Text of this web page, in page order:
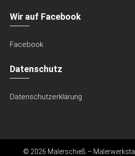
Wir auf Facebook
Facebook
Datenschutz
Datenschutzerklärung
© 2026 Malerschieß –